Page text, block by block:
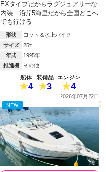
EXタイプだからラグジュアリーな
内装 沿岸5海里だから全国どこへ
でも行ける
形状
ヨット＆水上バイク
サイズ
25ft
年式
1995年
推進機
その他
船体
4
装備品
3
エンジン
4
2026年07月22日
NEW